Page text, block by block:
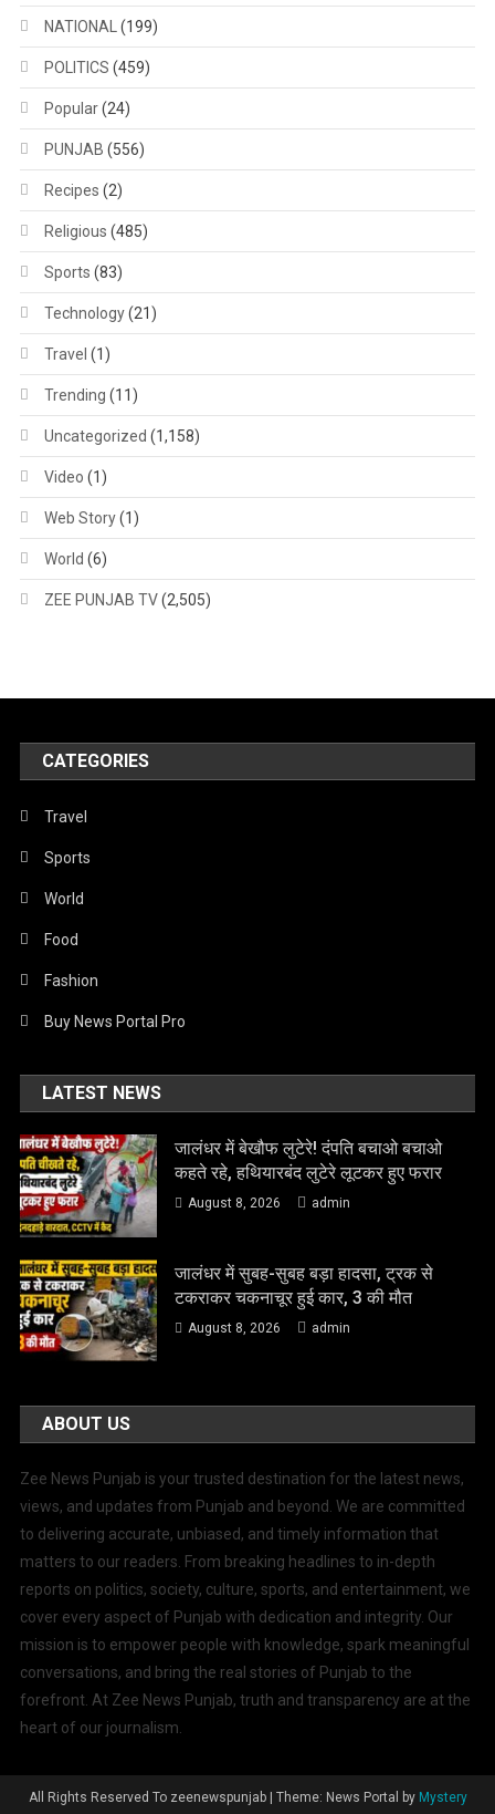
NATIONAL (199)
POLITICS (459)
Popular(24)
PUNJAB (556)
Recipes (2)
Religious (485)
Sports (83)
Technology(21)
Travel (1)
Trending (11)
Uncategorized (1,158)
Video (1)
Web Story(1)
World (6)
ZEE PUNJAB TV(2,505)
CATEGORIES
Travel
Sports
World
Food
Fashion
Buy News Portal Pro
LATEST NEWS
जालंधर में बेखौफ लुटेरे! दंपति बचाओ बचाओ
कहते रहे, हथियारबंद लुटेरे लूटकर हुए फरार
August 8, 2026 admin
जालंधर में सुबह-सुबह बड़ा हादसा, ट्रक से
टकराकर चकनाचूर हुई कार, 3 की मौत
August 8, 2026 admin
ABOUT US
Zee News Punjab is your trusted destination for the latest news,
views, and updates from Punjab and beyond. We are committed
to delivering accurate, unbiased, and timely information that
matters to our readers. From breaking headlines to in-depth
reports on politics, society, culture, sports, and entertainment, we
cover every aspect of Punjab with dedication and integrity. Our
mission is to empower people with knowledge, spark meaningful
conversations, and bring the real stories of Punjab to the
forefront. At Zee News Punjab, truth and transparency are at the
heart of our journalism.
All Rights Reserved To zeenewspunjab Theme: News Portal by Mystery